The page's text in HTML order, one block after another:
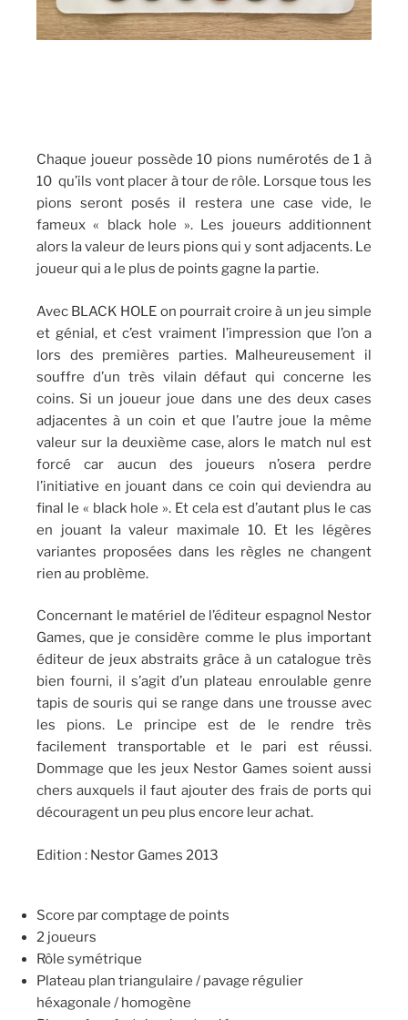
Chaque joueur possède 10 pions numérotés de 1 à
10 qu’ils vont placer à tour de rôle. Lorsque tous les
pions seront posés il restera une case vide, le
fameux « black hole ». Les joueurs additionnent
alors la valeur de leurs pions qui y sont adjacents. Le
joueur qui a le plus de points gagne la partie.
Avec BLACK HOLE on pourrait croire à un jeu simple
et génial, et c’est vraiment l’impression que l’on a
lors des premières parties. Malheureusement il
souffre d’un très vilain défaut qui concerne les
coins. Si un joueur joue dans une des deux cases
adjacentes à un coin et que l’autre joue la même
valeur sur la deuxième case, alors le match nul est
forcé car aucun des joueurs n’osera perdre
l’initiative en jouant dans ce coin qui deviendra au
final le « black hole ». Et cela est d’autant plus le cas
en jouant la valeur maximale 10. Et les légères
variantes proposées dans les règles ne changent
rien au problème.
Concernant le matériel de l’éditeur espagnol Nestor
Games, que je considère comme le plus important
éditeur de jeux abstraits grâce à un catalogue très
bien fourni, il s’agit d’un plateau enroulable genre
tapis de souris qui se range dans une trousse avec
les pions. Le principe est de le rendre très
facilement transportable et le pari est réussi.
Dommage que les jeux Nestor Games soient aussi
chers auxquels il faut ajouter des frais de ports qui
découragent un peu plus encore leur achat.
Edition : Nestor Games 2013
Score par comptage de points
2 joueurs
Rôle symétrique
Plateau plan triangulaire / pavage régulier
héxagonale / homogène